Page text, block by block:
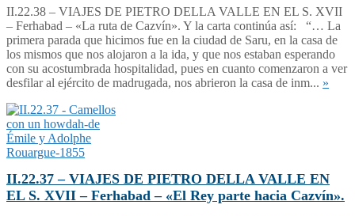
II.22.38 – VIAJES DE PIETRO DELLA VALLE EN EL S. XVII
– Ferhabad – «La ruta de Cazvín». Y la carta continúa así: “… La
primera parada que hicimos fue en la ciudad de Saru, en la casa de
los mismos que nos alojaron a la ida, y que nos estaban esperando
con su acostumbrada hospitalidad, pues en cuanto comenzaron a ver
desfilar al ejército de madrugada, nos abrieron la casa de inm... »
II.22.37 – VIAJES DE PIETRO DELLA VALLE EN
EL S. XVII – Ferhabad – «El Rey parte hacia Cazvín».